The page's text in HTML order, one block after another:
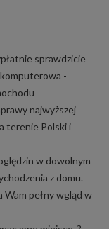
sprawdzicie
-
najwyższej
terenie Polski i
w dowolnym
z domu.
Wam pełny wgląd w